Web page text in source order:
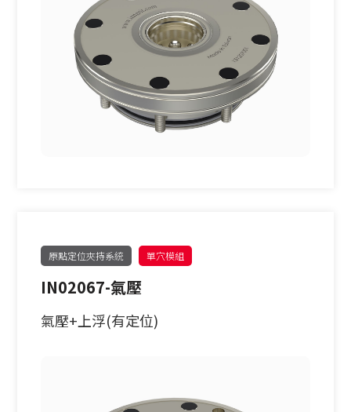
原點定位夾持系統 單穴模組
IN02067-氣壓
氣壓+上浮(有定位)